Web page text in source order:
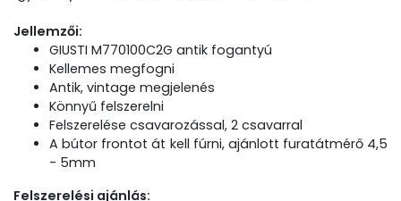
Jellemzői:
GIUSTI M770100C2G antik fogantyú
Kellemes megfogni
Antik, vintage megjelenés
Könnyű felszerelni
Felszerelése csavarozással, 2 csavarral
A bútor frontot át kell fúrni, ajánlott furatátmérő 4,5
- 5mm
Felszerelési ajánlás: